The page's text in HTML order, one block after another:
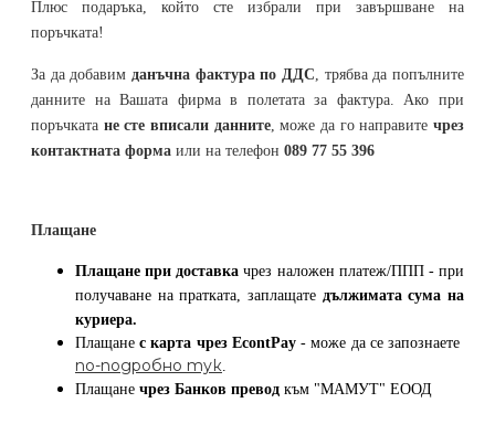
Плюс подаръка, който сте избрали при завършване на
поръчката!
За да добавим данъчна фактура по ДДС, трябва да попълните
данните на Вашата фирма в полетата за фактура. Ако при
поръчката не сте вписали данните, може да го направитечрез
контактната форма или на телефон 089 77 55 396
Плащане
Плащане при доставка чрез наложен платеж/ППП - при
получаване на пратката, заплащате дължимата сума на
куриера.
Плащанес карта чрез EcontPay- може да се запознаете
по-подробно тук.
Плащане чрез Банков превод към "МАМУТ" ЕООД